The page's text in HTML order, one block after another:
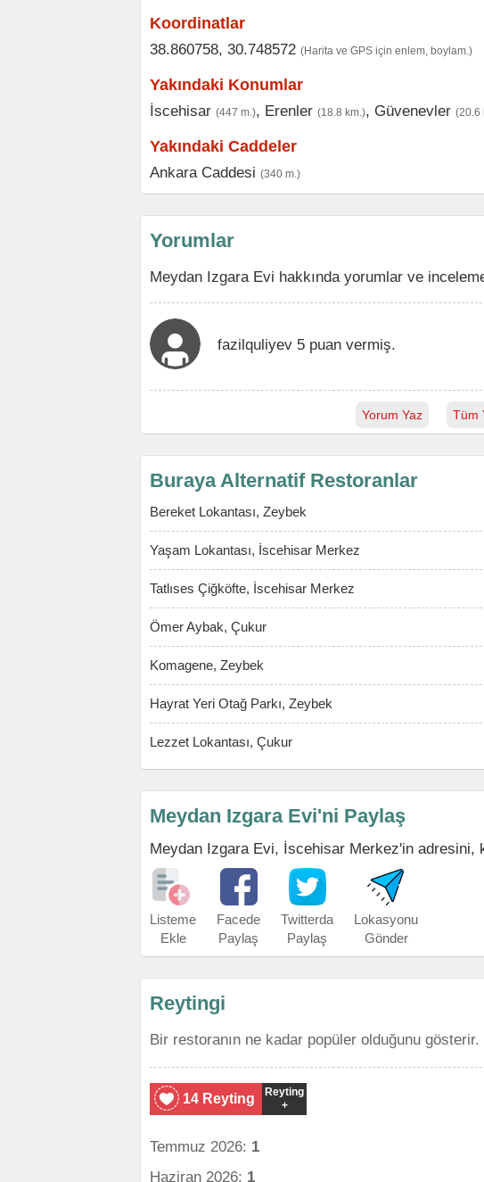
Koordinatlar
38.860758, 30.748572 (Harita ve GPS için enlem, boylam.)
Yakındaki Konumlar
İscehisar (447 m.), Erenler (18.8 km.), Güvenevler (20.6
Yakındaki Caddeler
Ankara Caddesi (340 m.)
Yorumlar
Meydan Izgara Evi hakkında yorumlar ve
fazilquliyev 5 puan vermiş.
Yorum Yaz Tüm
Buraya Alternatif Restoranlar
Bereket Lokantası, Zeybek
Yaşam Lokantası, İscehisar Merkez
Tatlıses Çiğköfte, İscehisar Merkez
Ömer Aybak, Çukur
Komagene, Zeybek
Hayrat Yeri Otağ Parkı, Zeybek
Lezzet Lokantası, Çukur
Meydan Izgara Evi'ni Paylaş
Meydan Izgara Evi, İscehisar Merkez'in adresini,
Listeme
Ekle
Facede
Paylaş
Twitterda
Paylaş
Lokasyonu
Gönder
Reytingi
Bir restoranın ne kadar popüler olduğunu gösterir.
14 Reyting
Reyting
+
Temmuz 2026: 1
Haziran 2026: 1